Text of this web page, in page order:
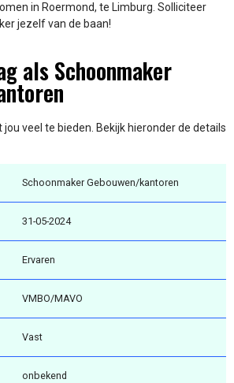
in Roermond, te Limburg. Solliciteer
jezelf van de baan!
als Schoonmaker
veel te bieden. Bekijk hieronder de details
Schoonmaker Gebouwen/kantoren
31-05-2024
Ervaren
VMBO/MAVO
Vast
onbekend